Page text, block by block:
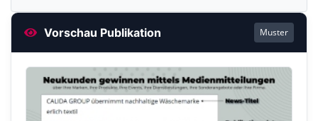
Vorschau Publikation Muster